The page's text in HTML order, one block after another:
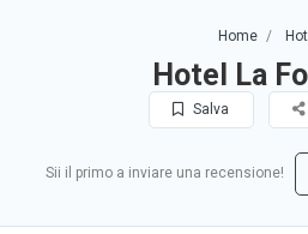
Home
Hotel La
Salva
Sii il primo a inviare una recensione!